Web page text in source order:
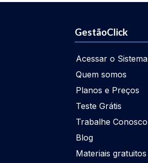
GestãoClick
Acessar o Sistema
Quem somos
Planos e Preços
Teste Grátis
Trabalhe Conosco
Blog
Materiais gratuitos